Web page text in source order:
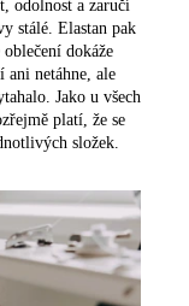
odolnost a zaručí
stálé. Elastan pak
dokáže
ani netáhne, ale
Jako u všech
platí, že se
složek.